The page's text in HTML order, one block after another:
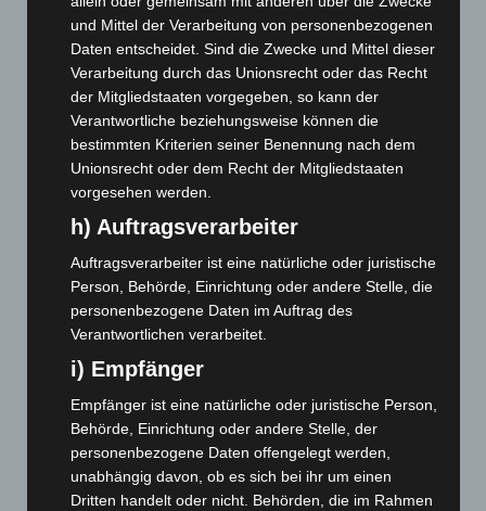
Juni 2026(139)
Mai 2026(99)
April 2026(99)
März 2026(115)
Februar 2026(109)
Januar 2026(122)
Dezember 2025
November 2025(114)
Oktober 2025(112)
September 2025(93)
August 2025(90)
Juli 2025(90)
Juni 2025(103)
Mai 2025(112)
April 2025 (88)
März 2025(111)
und Mittel der Verarbeitung von personenbezogenen
Daten entscheidet. Sind die Zwecke und Mittel dieser
Verarbeitung durch das Unionsrecht oder das Recht
der Mitgliedstaaten vorgegeben, so kann der
Verantwortliche beziehungsweise können die
bestimmten Kriterien seiner Benennung nach dem
Unionsrecht oder dem Recht der Mitgliedstaaten
vorgesehen werden.
h) Auftragsverarbeiter
Auftragsverarbeiter ist eine natürliche oder juristische
Person, Behörde, Einrichtung oder andere Stelle, die
personenbezogene Daten im Auftrag des
Verantwortlichen verarbeitet.
i) Empfänger
Empfänger ist eine natürliche oder juristische Person,
Behörde, Einrichtung oder andere Stelle, der
personenbezogene Daten offengelegt werden,
unabhängig davon, ob es sich bei ihr um einen
Dritten handelt oder nicht. Behörden, die im Rahmen